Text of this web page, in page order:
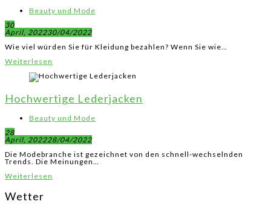
Beauty und Mode
30
April, 202230/04/2022
Wie viel würden Sie für Kleidung bezahlen? Wenn Sie wie…
Weiterlesen
Hochwertige Lederjacken
Beauty und Mode
28
April, 202228/04/2022
Die Modebranche ist gezeichnet von den schnell-wechselnden
Trends. Die Meinungen…
Weiterlesen
Wetter